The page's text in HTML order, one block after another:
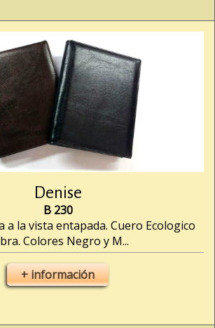
Denise
B 230
a la vista entapada. Cuero Ecologico
Colores Negro y M...
+ información